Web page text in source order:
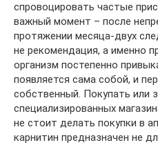
спровоцировать частые
важный момент – после
протяжении месяца-двух
не рекомендация, а именно
организм постепенно
появляется сама собой, и
собственный. Покупать или
специализированных
не стоит делать покупки в
карнитин предназначен не